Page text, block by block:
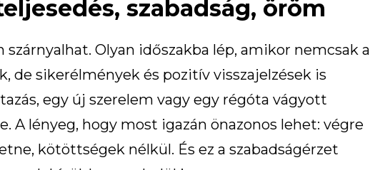
szabadság, öröm
szárnyalhat. Olyan időszakba lép, amikor nemcsak a
de sikerélmények és pozitív visszajelzések is
egy új szerelem vagy egy régóta vágyott
A lényeg, hogy most igazán önazonos lehet: végre
kötöttségek nélkül. És ez a szabadságérzet